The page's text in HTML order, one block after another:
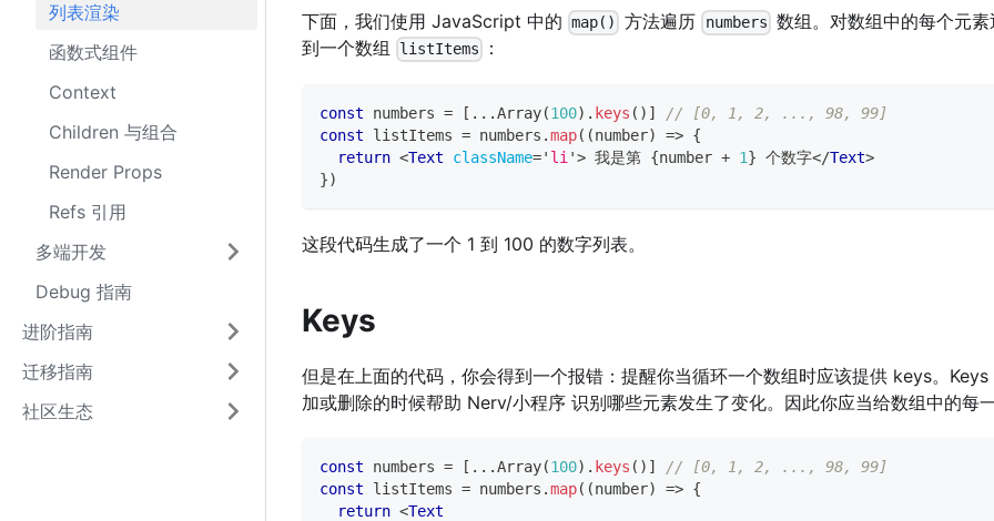
列表渲染
函数式组件
Context
Children 与组合
Render Props
Refs 引用
多端开发
Debug 指南
进阶指南
迁移指南
社区生态
下面，我们使用 JavaScript 中的 map() 方法遍历 numbers 数组。对数组中的每个元素
到一个数组
listItems ：
const numbers = [ ...Array(100) . keys ( ) ]
// [0, 1, 2, ..., 98, 99]
const listItems = numbers .map( (number) => {
return <Text className=' li '> 我是第 {number + 1} 个数字</Text>
})
这段代码生成了一个 1 到 100 的数字列表。
Keys
但是在上面的代码，你会得到一个报错：提醒你当循环一个数组时应该提供 keys。
加或删除的时候帮助 Nerv/小程序 识别哪些元素发生了变化。因此你应当给数组中的每
const numbers = [ ...Array(100) . keys ( ) ]
// [0, 1, 2, ..., 98, 99]
const listItems = numbers .map( (number) => {
return <Text